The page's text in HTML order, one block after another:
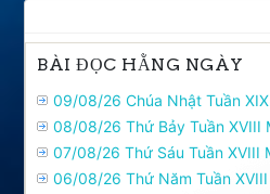
BÀI ĐỌC HẰNG NGÀY
09/08/26 Chúa Nhật Tuần
08/08/26 Thứ Bảy Tuần XVIII
07/08/26 Thứ Sáu Tuần XVIII
06/08/26 Thứ Năm Tuần